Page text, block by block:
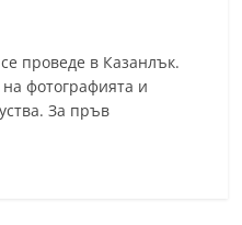
проведе в Казанлък.
фотографията и
За пръв